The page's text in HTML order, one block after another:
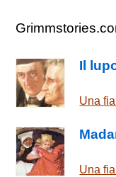
Il
Una
Una